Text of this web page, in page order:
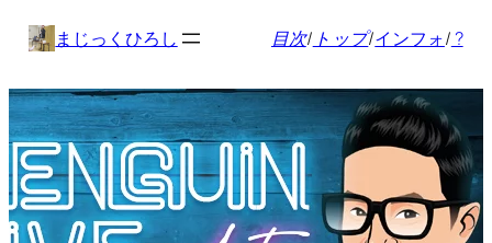
ス
キ
ッ
プ
まじっくひろし 目次/ トップ/インフォ/ ?